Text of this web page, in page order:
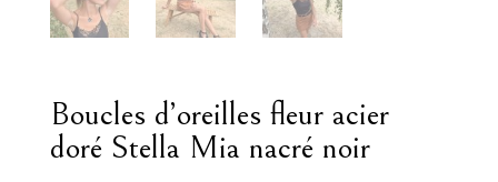
Boucles d’oreilles fleur acier
doré Stella Mia nacré noir